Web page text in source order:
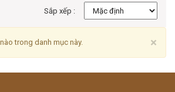
Sắp xếp :
×
trong danh mục này.